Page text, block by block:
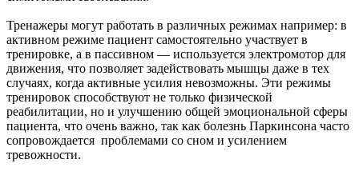
Тренажеры могут работать в различных режимах например: в
активном режиме пациент самостоятельно участвует в
тренировке, а в пассивном — используется электромотор для
движения, что позволяет задействовать мышцы даже в тех
случаях, когда активные усилия невозможны. Эти режимы
тренировок способствуют не только физической
реабилитации, но и улучшению общей эмоциональной сферы
пациента, что очень важно, так как болезнь Паркинсона часто
сопровождается проблемами со сном и усилением
тревожности.